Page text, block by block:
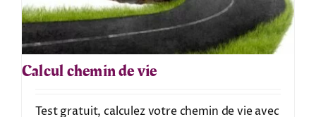
Calcul chemin de vie
Test gratuit, calculez votre chemin de vie avec